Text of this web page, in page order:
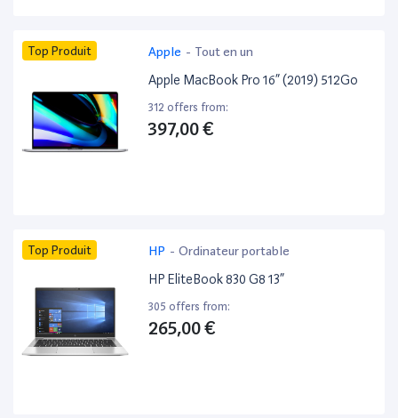
Top Produit Apple - Tout en un
Apple MacBook Pro 16” (2019) 512Go
312 offers from:
397,00 €
Top Produit HP - Ordinateur portable
HP EliteBook 830 G8 13”
305 offers from:
265,00 €